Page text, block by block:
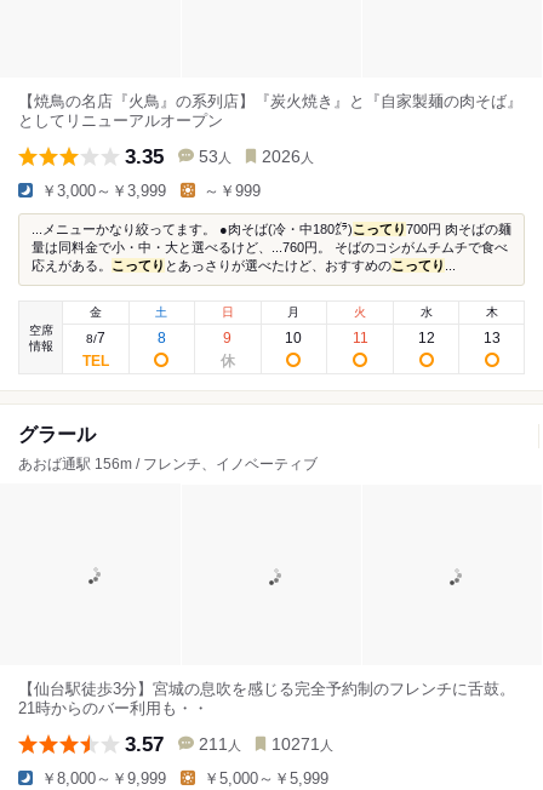
【焼鳥の名店『火鳥』の系列店】『炭火焼き』と『自家製麺の肉そば』
としてリニューアルオープン
3.35 53 人 2026 人
￥3,000～￥3,999 ～￥999
...メニューかなり絞ってます。 ●肉そば(冷・中180㌘)こってり700円 肉そばの麺
量は同料金で小・中・大と選べるけど、...760円。 そばのコシがムチムチで食べ
応えがある。 こってり とあっさりが選べたけど、おすすめのこってり
空席
情報
金
8/7
土
8
日
9
月
10
火
11
水
12
木
13
グラール
あおば通駅 156m / フレンチ、イノベーティブ
【仙台駅徒歩3分】宮城の息吹を感じる完全予約制のフレンチに舌鼓。
21時からのバー利用も・・
3.57 211 人 10271 人
￥8,000～￥9,999 ￥5,000～￥5,999